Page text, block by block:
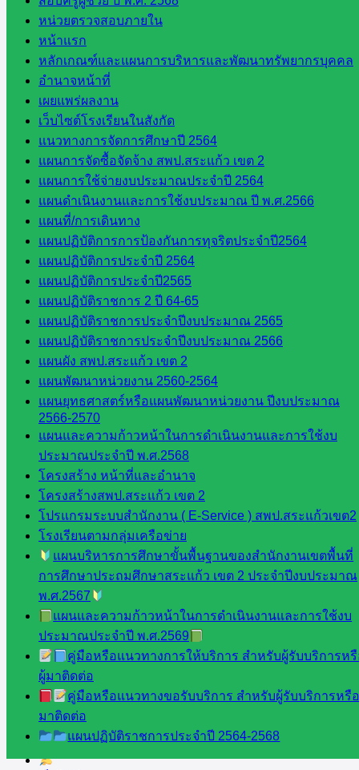
หน่วยตรวจสอบภายใน
หน้าแรก
หลักเกณฑ์และแผนการบริหารและพัฒนาทรัพยากรบุคคล
อำนาจหน้าที่
เผยแพร่ผลงาน
เว็บไซต์โรงเรียนในสังกัด
แนวทางการจัดการศึกษาปี 2564
แผนการจัดซื้อจัดจ้าง สพป.สระแก้ว เขต 2
แผนการใช้จ่ายงบประมาณประจำปี 2564
แผนดำเนินงานและการใช้งบประมาณ ปี พ.ศ.2566
แผนที่/การเดินทาง
แผนปฏิบัติการการป้องกันการทุจริตประจำปี2564
แผนปฏิบัติการประจำปี 2564
แผนปฏิบัติการประจำปี2565
แผนปฏิบัติราชการ 2 ปี 64-65
แผนปฏิบัติราชการประจำปีงบประมาณ 2565
แผนปฏิบัติราชการประจำปีงบประมาณ 2566
แผนผัง สพป.สระแก้ว เขต 2
แผนพัฒนาหน่วยงาน 2560-2564
แผนยุทธศาสตร์หรือแผนพัฒนาหน่วยงาน ปีงบประมาณ
2566-2570
แผนและความก้าวหน้าในการดำเนินงานและการใช้งบ
ประมาณประจำปี พ.ศ.2568
โครงสร้าง หน้าที่และอำนาจ
โครงสร้างสพป.สระแก้ว เขต 2
โปรแกรมระบบสำนักงาน ( E-Service ) สพป.สระแก้วเขต2
โรงเรียนตามกลุ่มเครือข่าย
แผนบริหารการศึกษาขั้นพื้นฐานของสำนักงานเขตพื้นที่
การศึกษาประถมศึกษาสระแก้ว เขต 2 ประจำปีงบประมาณ
พ.ศ.2567
แผนและความก้าวหน้าในการดำเนินงานและการใช้งบ
ประมาณประจำปี พ.ศ.2569
คู่มือหรือแนวทางการให้บริการ สำหรับผู้รับบริการห
ผู้มาติดต่อ
คู่มือหรือแนวทางขอรับบริการ สำหรับผู้รับบริการหรื
มาติดต่อ
แผนปฏิบัติราชการประจำปี 2564-2568
โยบาย
และแผน
กลุ่มส่ง
เสริมการ
จัดการ
ศึกษา
กลุ่ม
บริหาร
งาน
บุคคล
กลุ่ม
พัฒนาครู
และบุ
คลากรฯ
กลุ่มนิ
เทศ
ติดตาม
และประ
เมินผลฯ
เว็บไซต์
หลักสูตร
ต้าน
ทุจริต
ห้อง
นิเทศ
ศน.นิพนธ์
พรมพิไล
ห้อง
นิเทศ
ศน.ชยา
ธิศ/
ศน.อัญชลี
ห้อง
นิเทศ
ดร.สราว
ดี เพ็งศรี
โคตร